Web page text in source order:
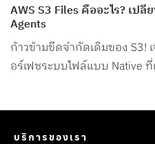
AWS S3 Files คืออะไร? เป
Agents
ก้าวข้ามขีดจำกัดเดิมของ S3!
อร์เฟซระบบไฟล์แบบ Native
บริการของเรา